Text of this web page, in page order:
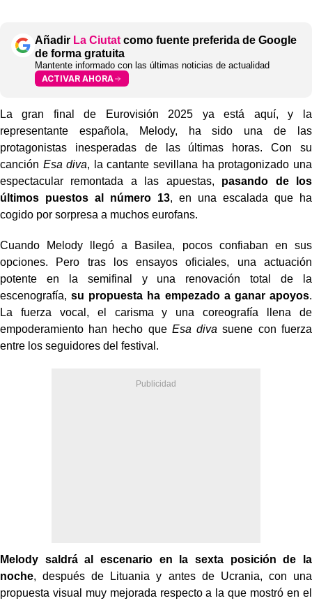
Añadir La Ciutatcomo fuente preferida de Google
de forma gratuita
Mantente informado con las últimas noticias de actualidad
ACTIVAR AHORA
La gran final de Eurovisión 2025 ya está aquí, y la
representante española, Melody, ha sido una de las
protagonistas inesperadas de las últimas horas. Con su
canción Esa diva, la cantante sevillana ha protagonizado una
espectacular remontada a las apuestas, pasando de los
últimos puestos al número 13, en una escalada que ha
cogido por sorpresa a muchos eurofans.
Cuando Melody llegó a Basilea, pocos confiaban en sus
opciones. Pero tras los ensayos oficiales, una actuación
potente en la semifinal y una renovación total de la
escenografía,su propuesta ha empezado a ganar apoyos.
La fuerza vocal, el carisma y una coreografía llena de
empoderamiento han hecho que Esa diva suene con fuerza
entre los seguidores del festival.
Melody saldrá al escenario en la sexta posición de la
noche, después de Lituania y antes de Ucrania, con una
propuesta visual muy mejorada respecto a la que mostró en el